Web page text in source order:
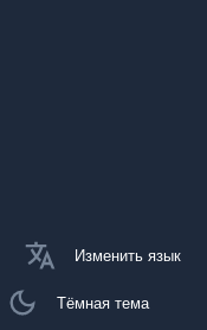
Изменить язык
Тёмная тема